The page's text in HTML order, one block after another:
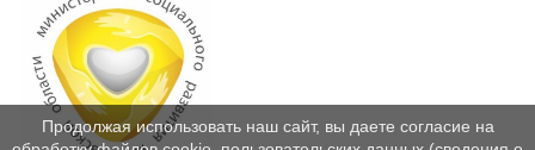
Продолжая использовать наш сайт, вы даете согласие на